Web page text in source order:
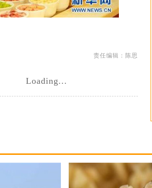
责任编辑：陈思
Loading...